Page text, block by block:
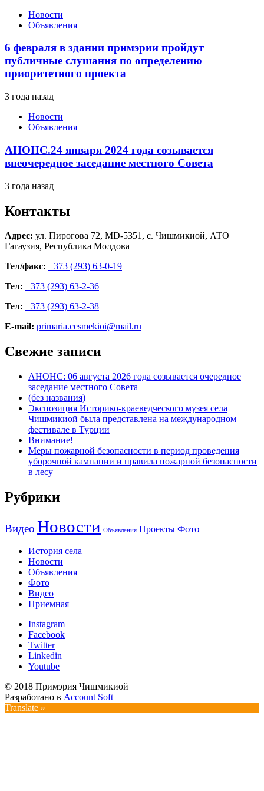
Новости
Объявления
6 февраля в здании примэрии пройдут
публичные слушания по определению
приоритетного проекта
3 года назад
Новости
Объявления
АНОНС.24 января 2024 года созывается
внеочередное заседание местного Совета
3 года назад
Контакты
Адрес: ул. Пирогова 72, MD-5351, с. Чишмикиой, АТО
Гагаузия, Республика Молдова
Тел/факс: +373 (293) 63-0-19
Тел: +373 (293) 63-2-36
Тел: +373 (293) 63-2-38
E-mail: primaria.cesmekioi@mail.ru
Свежие записи
АНОНС: 06 августа 2026 года созывается очередное
заседание местного Совета
(без названия)
Экспозиция Историко-краеведческого музея села
Чишмикиой была представлена на международном
фестивале в Турции
Внимание!
Меры пожарной безопасности в период проведения
уборочной кампании и правила пожарной безопасности
в лесу
Рубрики
Видео Новости Объявления Проекты Фото
История села
Новости
Объявления
Фото
Видео
Приемная
Instagram
Facebook
Twitter
Linkedin
Youtube
© 2018 Примэрия Чишмикиой
Разработано в Account Soft
Translate »